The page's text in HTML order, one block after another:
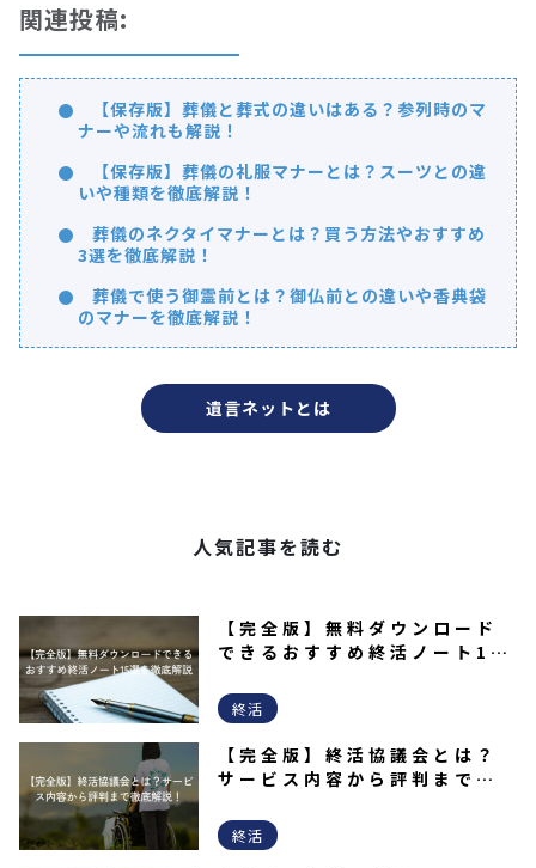
関連投稿:
【保存版】葬儀と葬式の違いはある？参列時のマ
ナーや流れも解説！
【保存版】葬儀の礼服マナーとは？スーツとの違
いや種類を徹底解説！
葬儀のネクタイマナーとは？買う方法やおすすめ
3選を徹底解説！
葬儀で使う御霊前とは？御仏前との違いや香典袋
のマナーを徹底解説！
遺言ネットとは
人気記事を読む
【完全版】無料ダウンロード
できるおすすめ終活ノート15
終活
【完全版】終活協議会とは？
サービス内容から評判まで徹
終活